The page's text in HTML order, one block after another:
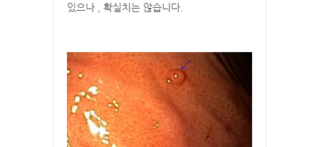
있으나 , 확실치는 않습니다.